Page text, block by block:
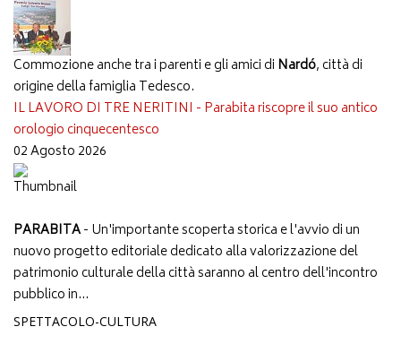
Commozione anche tra i parenti e gli amici di Nardó, città di
origine della famiglia Tedesco.
IL LAVORO DI TRE NERITINI - Parabita riscopre il suo antico
orologio cinquecentesco
02 Agosto 2026
PARABITA- Un'importante scoperta storica e l'avvio di un
nuovo progetto editoriale dedicato alla valorizzazione del
patrimonio culturale della città saranno al centro dell'incontro
pubblico in...
SPETTACOLO-CULTURA